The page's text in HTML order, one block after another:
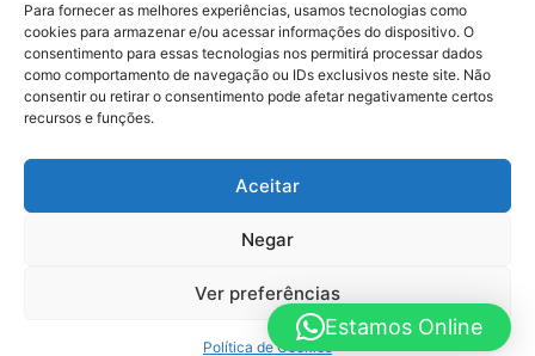
Para fornecer as melhores experiências, usamos tecnologias como
cookies para armazenar e/ou acessar informações do dispositivo. O
consentimento para essas tecnologias nos permitirá processar dados
como comportamento de navegação ou IDs exclusivos neste site. Não
consentir ou retirar o consentimento pode afetar negativamente certos
recursos e funções.
Aceitar
Negar
Ver preferências
Política de Cookies
mail
INSCREVER
a
o
I
n
s
t
g
r
a
o
b
Todos os direitos reservados. A Hora é Agora Paraná © 2025 -
Desenvolvido por Hosting Prime Brasil - 0800 111 0109
Estamos Online